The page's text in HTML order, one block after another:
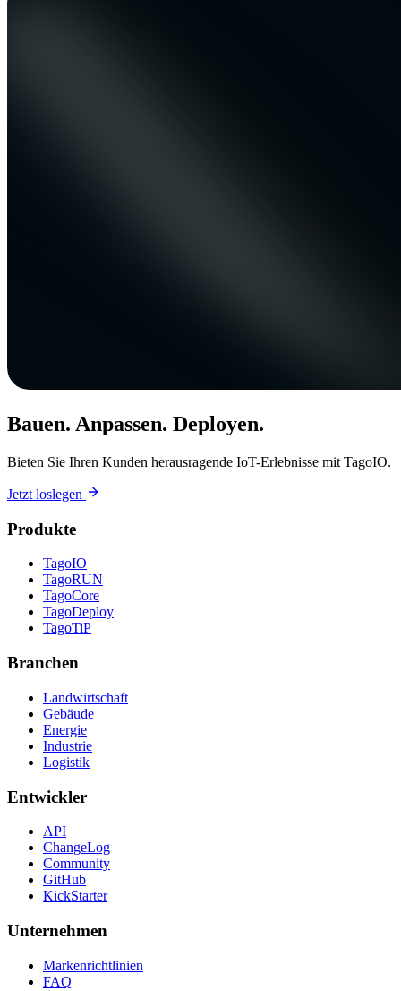
Bauen. Anpassen. Deployen.
Bieten Sie Ihren Kunden herausragende IoT-Erlebnisse mit TagoIO.
Jetzt loslegen
Produkte
TagoIO
TagoRUN
TagoCore
TagoDeploy
TagoTiP
Branchen
Landwirtschaft
Gebäude
Energie
Industrie
Logistik
Entwickler
API
ChangeLog
Community
GitHub
KickStarter
Unternehmen
Markenrichtlinien
FAQ